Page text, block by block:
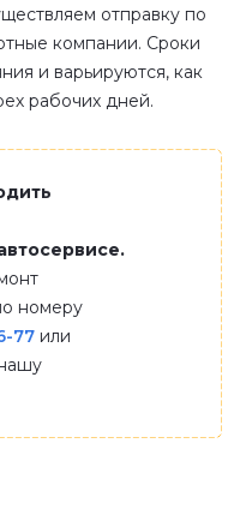
отправку по
компании. Сроки
и варьируются, как
рабочих дней.
номеру
77 или